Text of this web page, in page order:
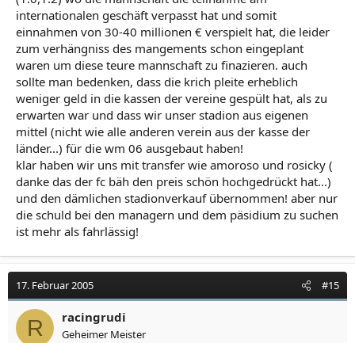
internationalen geschäft verpasst hat und somit
einnahmen von 30-40 millionen € verspielt hat, die leider
zum verhängniss des mangements schon eingeplant
waren um diese teure mannschaft zu finazieren. auch
sollte man bedenken, dass die krich pleite erheblich
weniger geld in die kassen der vereine gespült hat, als zu
erwarten war und dass wir unser stadion aus eigenen
mittel (nicht wie alle anderen verein aus der kasse der
länder...) für die wm 06 ausgebaut haben!
klar haben wir uns mit transfer wie amoroso und rosicky (
danke das der fc bäh den preis schön hochgedrückt hat...)
und den dämlichen stadionverkauf übernommen! aber nur
die schuld bei den managern und dem päsidium zu suchen
ist mehr als fahrlässig!
17. Februar 2005 #15
R racingrudi
Geheimer Meister